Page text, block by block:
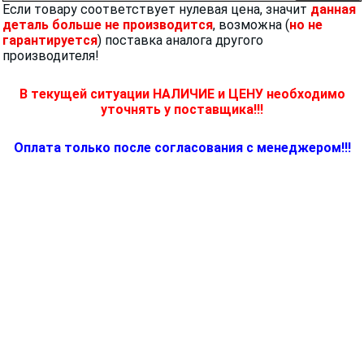
Если товару соответствует нулевая цена, значит данная
деталь больше не производится, возможна (но не
гарантируется) поставка аналога другого
производителя!
В текущей ситуации НАЛИЧИЕ и ЦЕНУ необходимо
уточнять у поставщика!!!
Оплата только после согласования с менеджером!!!